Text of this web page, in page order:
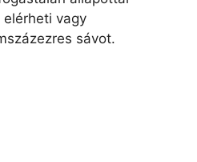
elérheti vagy
sávot.